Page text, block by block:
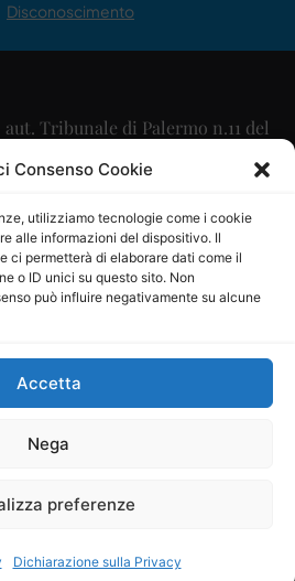
Consenso Cookie
utilizziamo tecnologie come i cookie
alle informazioni del dispositivo. Il
ci permetterà di elaborare dati come il
o ID unici su questo sito. Non
può influire negativamente su alcune
Accetta
Nega
preferenze
Dichiarazione sulla Privacy
Disconoscimento
Tribunale di Palermo n.11 del
29/09/2015
Maurizio Scaglione
Maria Calabrese
06334930820
Società Cooperativa a r.l. è
Operatori di Comunicazione al
srl–info@ladigitale.it